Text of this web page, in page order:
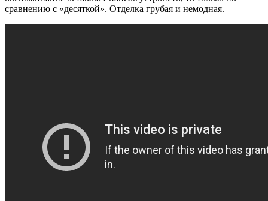
сравнению с «десяткой». Отделка грубая и немодная.